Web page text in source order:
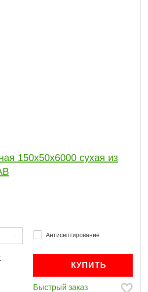
150x50x6000 сухая из
Антисептирование
КУПИТЬ
Быстрый заказ